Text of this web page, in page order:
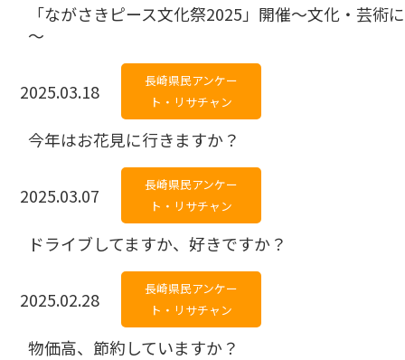
「ながさきピース文化祭2025」開催～文化・芸術
2025.03.18
長崎県民アンケー
ト・リサチャン
今年はお花見に行きますか？
2025.03.07
長崎県民アンケー
ト・リサチャン
ドライブしてますか、好きですか？
2025.02.28
長崎県民アンケー
ト・リサチャン
物価高、節約していますか？